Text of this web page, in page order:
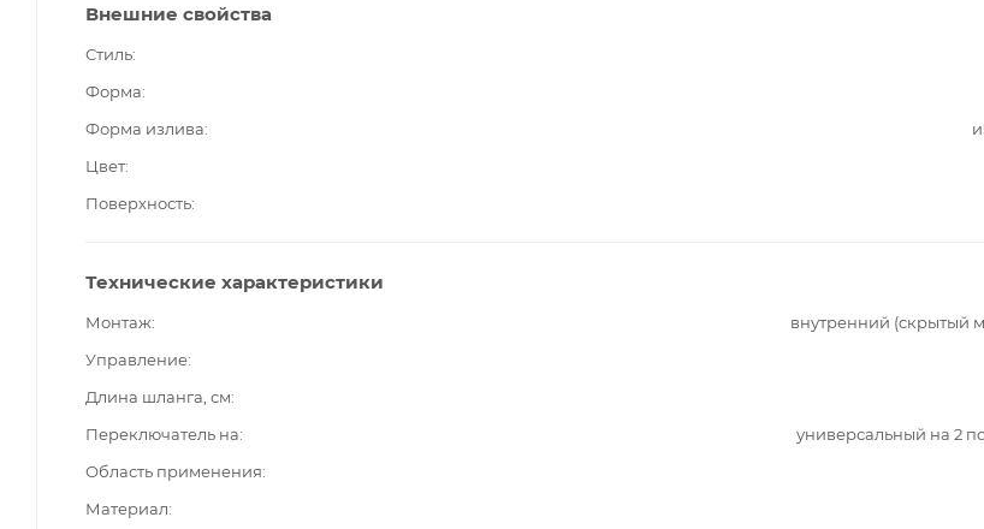
Внешние свойства
Стиль
Форма
Форма излива
Цвет
Поверхность
Технические характеристики
Монтаж
внутренний (скрытый
Управление
Длина шланга, см
Переключатель на
универсальный на 2
Область применения
Материал